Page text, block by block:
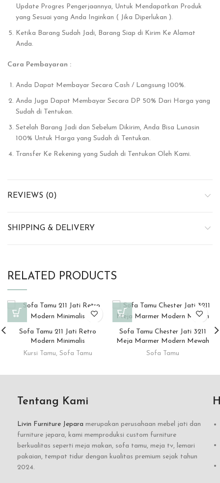
Update Progres Pengerjaannya, Untuk Mendapatkan Produk
yang Sesuai yang Anda Inginkan ( Jika Diperlukan ).
Ketika Barang Sudah Jadi, Barang Siap di Kirim Ke Alamat
Anda.
Cara Pembayaran :
Anda Dapat Membayar Secara Cash / Langsung 100%.
Anda Juga Dapat Membayar Secara DP 50% Dari Harga yang
Sudah di Tentukan.
Setelah Barang Jadi dan Sebelum Dikirim, Anda Bisa Lunasin
100% Untuk Harga yang Sudah di Tentukan.
Transfer Ke Rekening yang Sudah di Tentukan Oleh Kami.
REVIEWS (0)
SHIPPING & DELIVERY
RELATED PRODUCTS
Sofa Tamu 211 Jati Retro
Modern Minimalis
Kursi Tamu Sofa Tamu
Sofa Tamu Chester Jati 3211
Meja Marmer Modern Mewah
Sofa Tamu
Tentang Kami
Livin Furniture Jepara merupakan perusahaan mebel jati dan
furniture jepara, kami memproduksi custom furniture
berkualitas seperti meja makan, sofa tamu, meja tv, lemari
pakaian, tempat tidur dengan kualitas premium sejak tahun
2024.